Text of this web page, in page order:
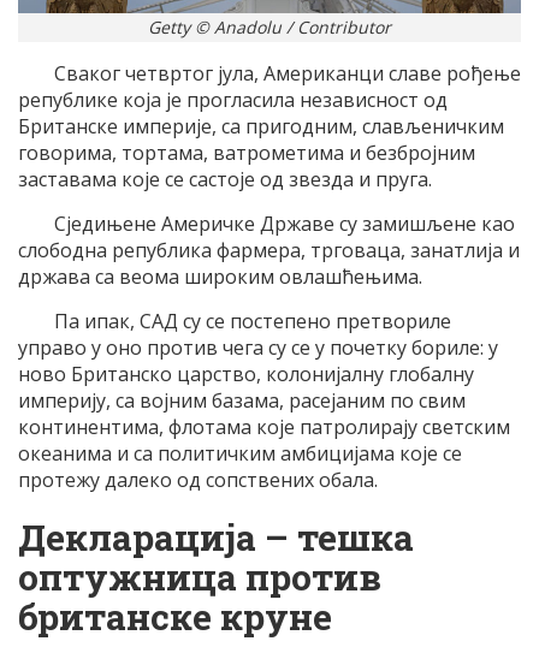
Getty © Anadolu / Contributor
Сваког четвртог јула, Американци славе рођење
републике која је прогласила независност од
Британске империје, са пригодним, слављеничким
говорима, тортама, ватрометима и безбројним
заставама које се састоје од звезда и пруга.
Сједињене Америчке Државе су замишљене као
слободна република фармера, трговаца, занатлија и
држава са веома широким овлашћењима.
Па ипак, САД су се постепено претвориле
управо у оно против чега су се у почетку бориле: у
ново Британско царство, колонијалну глобалну
империју, са војним базама, расејаним по свим
континентима, флотама које патролирају светским
океанима и са политичким амбицијама које се
протежу далеко од сопствених обала.
Декларација – тешка
оптужница против
британске круне